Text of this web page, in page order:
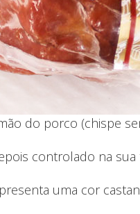
do porco (chispe
controlado na
uma cor